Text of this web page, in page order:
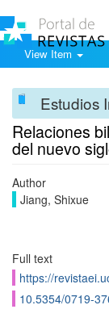
View Item
Estudios
Relaciones
del nuevo
Author
Jiang, Shixue
Full text
https://
10.5354/0719-